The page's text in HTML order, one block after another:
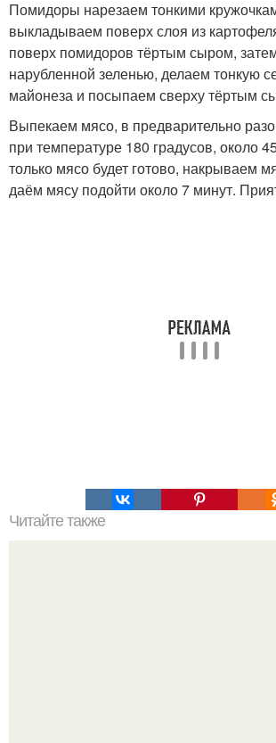
Помидоры нарезаем тонкими
выкладываем поверх слоя из
поверх помидоров тёртым сыром,
нарубленной зеленью, делаем тонкую
майонеза и посыпаем сверху тёртым
Выпекаем мясо, в предварительно
при температуре 180 градусов, около
только мясо будет готово, накрываем
даём мясу подойти около 7 минут.
Читайте также